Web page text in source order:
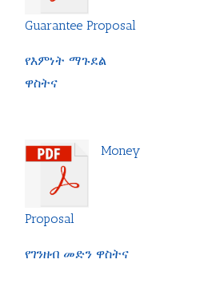
Guarantee Proposal
የእምነት ማጉደል
ዋስትና
Money
Proposal
የገንዘብ መድን ዋስትና